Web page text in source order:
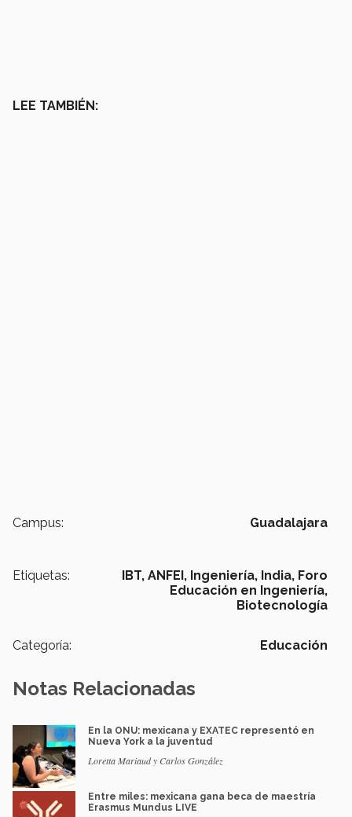
LEE TAMBIÉN:
Campus: Guadalajara
Etiquetas: IBT, ANFEI, Ingeniería, India, Foro
Educación en Ingeniería,
Biotecnología
Categoría: Educación
Notas Relacionadas
En la ONU: mexicana y EXATEC representó en
Nueva York a la juventud
Loretta Mariaud y Carlos González
Entre miles: mexicana gana beca de maestría
Erasmus Mundus LIVE